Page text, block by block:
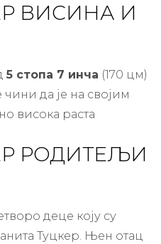
ВИСИНА И
5 стопа 7 инча (170 цм)
чини да је на својим
висока раста
РОДИТЕЉИ
деце коју су
Туцкер. Њен отац